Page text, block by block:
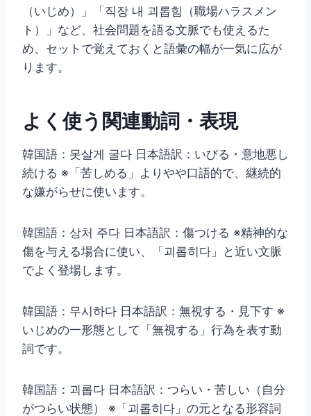
（いじめ）」「직장 내 괴롭힘（職場ハラスメン
ト）」など、社会問題を語る文脈でも使えるた
め、セットで覚えておくと語彙の幅が一気に広が
ります。
よく使う関連動詞・表現
韓国語：못살게 굴다 日本語訳：いびる・意地悪し
続ける ※「苦しめる」よりやや口語的で、継続的
な嫌がらせに使います。
韓国語：상처 주다 日本語訳：傷つける ※精神的な
傷を与える場合に使い、「괴롭히다」と近い文脈
でよく登場します。
韓国語：무시하다 日本語訳：無視する・見下す ※
いじめの一形態として「無視する」行為を表す動
詞です。
韓国語：괴롭다 日本語訳：つらい・苦しい（自分
がつらい状態） ※「괴롭히다」の元となる形容詞